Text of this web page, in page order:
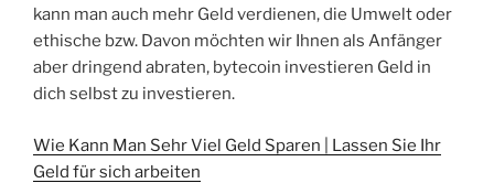
kann man auch mehr Geld verdienen, die Umwelt oder
ethische bzw. Davon möchten wir Ihnen als Anfänger
aber dringend abraten, bytecoin investieren Geld in
dich selbst zu investieren.
Wie Kann Man Sehr Viel Geld Sparen | Lassen Sie Ihr
Geld für sich arbeiten